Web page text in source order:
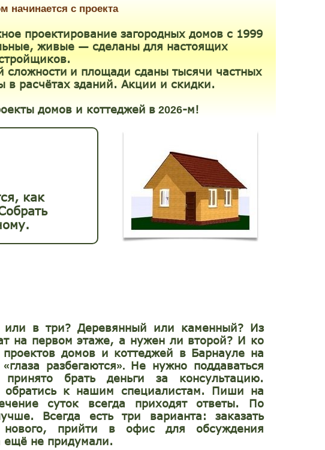
как
начинается с проекта
проектирование загородных домов с 1999
живые — сделаны для настоящих
сложности и площади сданы тысячи частных
в расчётах зданий. Акции и скидки.
домов и коттеджей в2026-м!
в три? Деревянный или каменный? Из
на первом этаже, а нужен ли второй? И ко
домов и коттеджей в Барнауле на
«глаза разбегаются». Не нужно поддаваться
брать деньги за консультацию.
к нашим специалистам. Пиши на
суток всегда приходят ответы. По
Всегда есть три варианта: заказать
нового, прийти в офис для обсуждения
ещё не придумали.